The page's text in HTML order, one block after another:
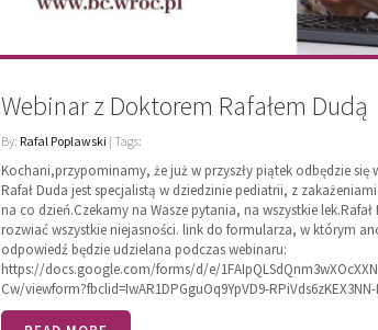
Webinar z Doktorem Rafałem Dudą
By: Rafal Poplawski | Tags:
Kochani,przypominamy, że już w przyszły piątek odbędzie się
Rafał Duda jest specjalistą w dziedzinie pediatrii, z
na co dzień.Czekamy na Wasze pytania, na wszystkie
rozwiać wszystkie niejasności. link do formularza, w którym
odpowiedź będzie udzielana podczas webinaru:
https://docs.google.com/forms/d/e/
Cw/viewform?fbclid=IwAR1DPGguOq9YpVD9-